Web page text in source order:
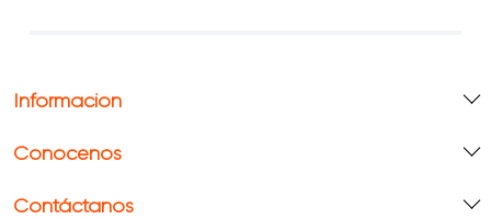
Información
Conócenos
Contáctanos